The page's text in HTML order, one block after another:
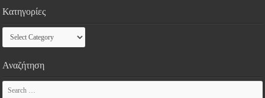
Κατηγορίες
Κατηγορίες
Αναζήτηση